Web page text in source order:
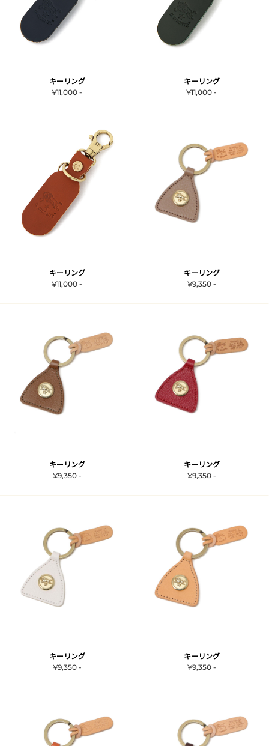
キーリング
¥11,000 -
キーリング
¥11,000 -
キーリング
¥11,000 -
キーリング
¥9,350 -
キーリング
¥9,350 -
キーリング
¥9,350 -
キーリング
¥9,350 -
キーリング
¥9,350 -